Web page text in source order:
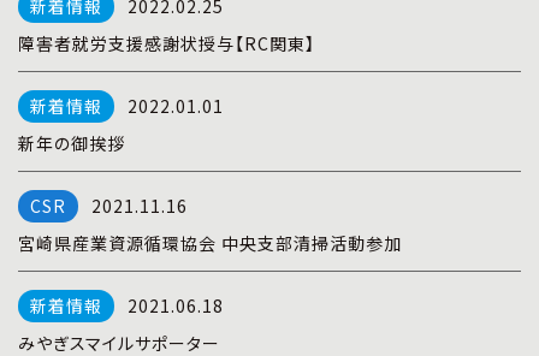
2022.02.25
障害者就労支援感謝状授与【RC関東】
2022.01.01
新年の御挨拶
2021.11.16
宮崎県産業資源循環協会 中央支部清掃活動参加
2021.06.18
みやぎスマイルサポーター